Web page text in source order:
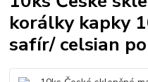
korálky kapky
safír/ celsian